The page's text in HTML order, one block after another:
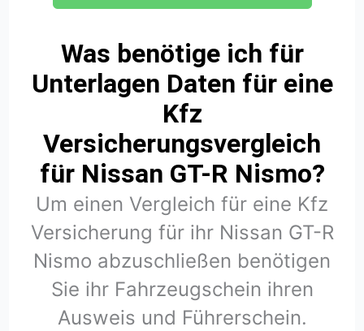
Was benötige ich für
Unterlagen Daten für eine
Kfz
Versicherungsvergleich
für Nissan GT-R Nismo?
Um einen Vergleich für eine Kfz
Versicherung für ihr Nissan GT-R
Nismo abzuschließen benötigen
Sie ihr Fahrzeugschein ihren
Ausweis und Führerschein.